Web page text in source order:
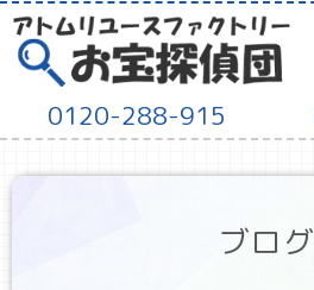
0120-288-915
ブログ